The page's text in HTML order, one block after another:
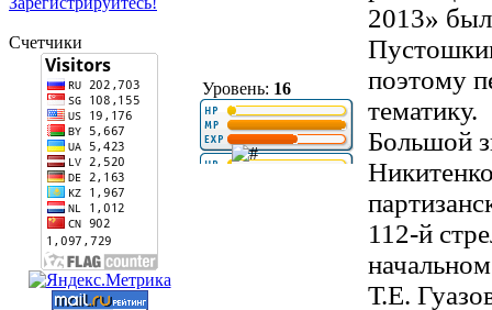
Счетчики
Уровень: 16
2013»
поэтому
тематику.
Большой
112-й
Т.Е.